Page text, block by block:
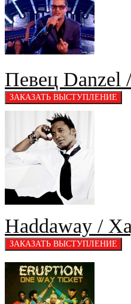
Певец Danzel
Haddaway /